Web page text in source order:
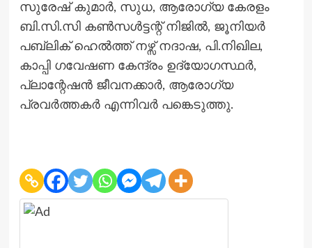
സുരേഷ് കുമാര്‍, സുധ, ആരോഗ്യ കേരളം
ബി.സി.സി കണ്‍സള്‍ട്ടന്റ് നിജില്‍, ജൂനിയര്‍
പബ്ലിക് ഹെല്‍ത്ത് നഴ്സ് നദാഷ, പി.നിഖില,
കാപ്പി ഗവേഷണ കേന്ദ്രം ഉദ്യോഗസ്ഥര്‍,
പ്ലാന്റേഷന്‍ ജീവനക്കാര്‍, ആരോഗ്യ
പ്രവര്‍ത്തകര്‍ എന്നിവര്‍ പങ്കെടുത്തു.